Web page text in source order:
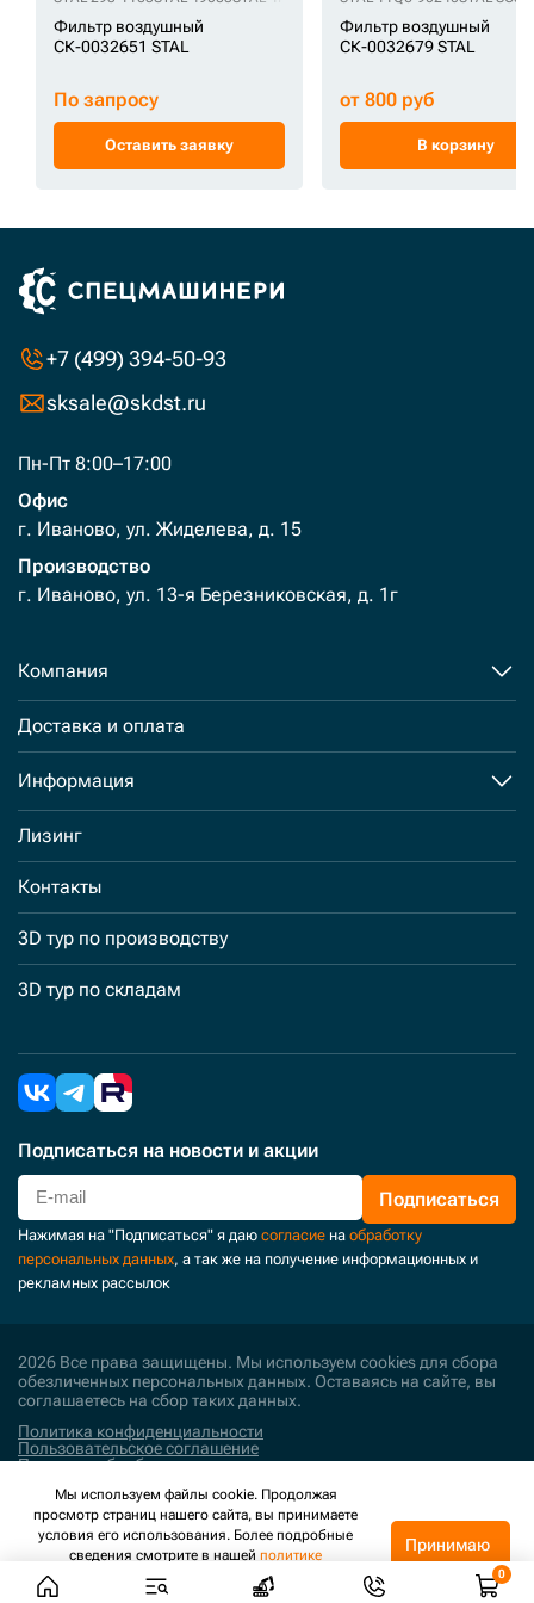
Фильтр воздушный
СК-0032651 STAL
По запросу
Оставить заявку
Фильтр воздушный
СК-0032679 STAL
от 800 руб
В корзину
+7 (499) 394-50-93
sksale@skdst.ru
Пн-Пт 8:00–17:00
Офис
г. Иваново, ул. Жиделева, д. 15
Производство
г. Иваново, ул. 13-я Березниковская, д. 1г
Компания
Доставка и оплата
Информация
Лизинг
Контакты
3D тур по производству
3D тур по складам
Подписаться на новости и акции
Подписаться
Нажимая на "Подписаться" я даю согласие на обработку
персональных данных, а так же на получение информационных и
рекламных рассылок
2026 Все права защищены. Мы используем cookies для сбора
обезличенных персональных данных. Оставаясь на сайте, вы
соглашаетесь на сбор таких данных.
Политика конфиденциальности
Пользовательское соглашение
Политика обработки персональных данных
Поддержка и развитие
Мы используем файлы cookie. Продолжая
просмотр страниц нашего сайта, вы принимаете
условия его использования. Более подробные
сведения смотрите в нашей политике
конфиденциальности.
Принимаю